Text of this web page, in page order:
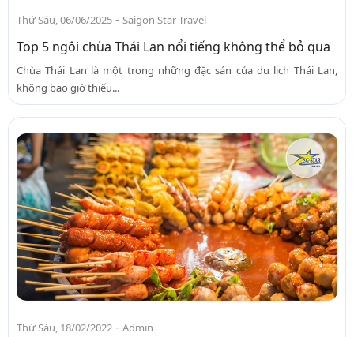
Thứ Sáu, 06/06/2025 - Saigon Star Travel
Top 5 ngôi chùa Thái Lan nổi tiếng không thể bỏ qua
Chùa Thái Lan là một trong những đặc sản của du lịch Thái Lan,
không bao giờ thiếu...
Thứ Sáu, 18/02/2022 - Admin